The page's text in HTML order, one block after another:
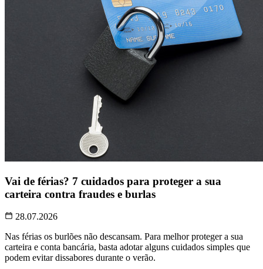
Vai de férias? 7 cuidados para proteger a sua
carteira contra fraudes e burlas
28.07.2026
Nas férias os burlões não descansam. Para melhor proteger a sua
carteira e conta bancária, basta adotar alguns cuidados simples que
podem evitar dissabores durante o verão.